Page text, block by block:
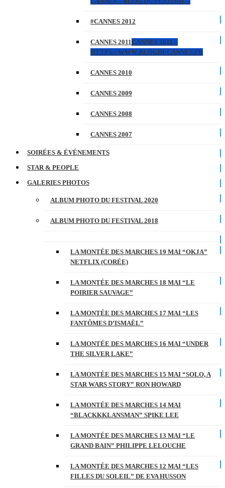
#CANNES 2012
CANNES 2011CANNES 2011 –
HTTPS://WWW.BLOGDECANNES.FR
CANNES 2010
CANNES 2009
CANNES 2008
CANNES 2007
SOIRÉES & ÉVÉNEMENTS
STAR & PEOPLE
GALERIES PHOTOS
ALBUM PHOTO DU FESTIVAL 2020
ALBUM PHOTO DU FESTIVAL 2018
LA MONTÉE DES MARCHES 19 MAI “OKJA”
NETFLIX (CORÉE)
LA MONTÉE DES MARCHES 18 MAI “LE
POIRIER SAUVAGE”
LA MONTÉE DES MARCHES 17 MAI “LES
FANTÔMES D’ISMAËL”
LA MONTÉE DES MARCHES 16 MAI “UNDER
THE SILVER LAKE”
LA MONTÉE DES MARCHES 15 MAI “SOLO, A
STAR WARS STORY” RON HOWARD
LA MONTÉE DES MARCHES 14 MAI
“BLACKKKLANSMAN” SPIKE LEE
LA MONTÉE DES MARCHES 13 MAI “LE
GRAND BAIN” PHILIPPE LELOUCHE
LA MONTÉE DES MARCHES 12 MAI “LES
FILLES DU SOLEIL” DE EVA HUSSON